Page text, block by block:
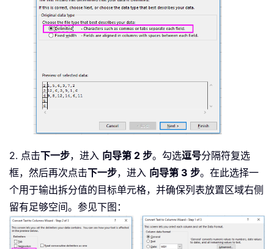
2. 点击下一步，进入 向导第 2 步。勾选逗号分隔符复选
框，然后再次点击下一步，进入 向导第 3 步。在此选择一
个用于输出拆分值的目标单元格，并确保列表放置区域右侧
留有足够空间。参见下图：